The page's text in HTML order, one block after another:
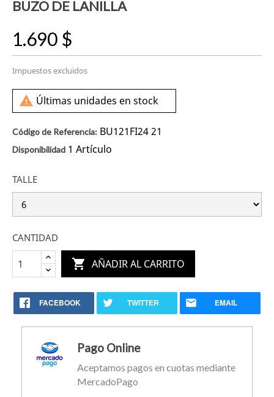
BUZO DE LANILLA
1.690 $
Impuestos excluidos
 Últimas unidades en stock
Código de Referencia: BU121FI24 21
Disponibilidad 1 Artículo
TALLE
CANTIDAD
 AÑADIR AL CARRITO
FACEBOOK TWITTER EMAIL
Pago Online
Aceptamos pagos en cuotas mediante
MercadoPago